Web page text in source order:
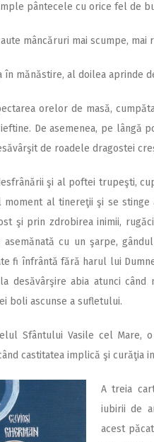
pântecele cu orice fel de
mâncăruri mai scumpe, mai
mănăstire, al doilea aprinde
orelor de masă,
De asemenea, pe
de roadele dragostei
şi al poftei trupeşti,
al tinereţii şi se
şi prin zdrobirea inimii,
asemănată cu un şarpe,
fi înfrântă fără harul lui
desăvârşire abia atunci
boli ascunse a sufletului.
Sfântului Vasile cel Mare,
castitatea implică şi curăţia
A treia
iubirii de
acest